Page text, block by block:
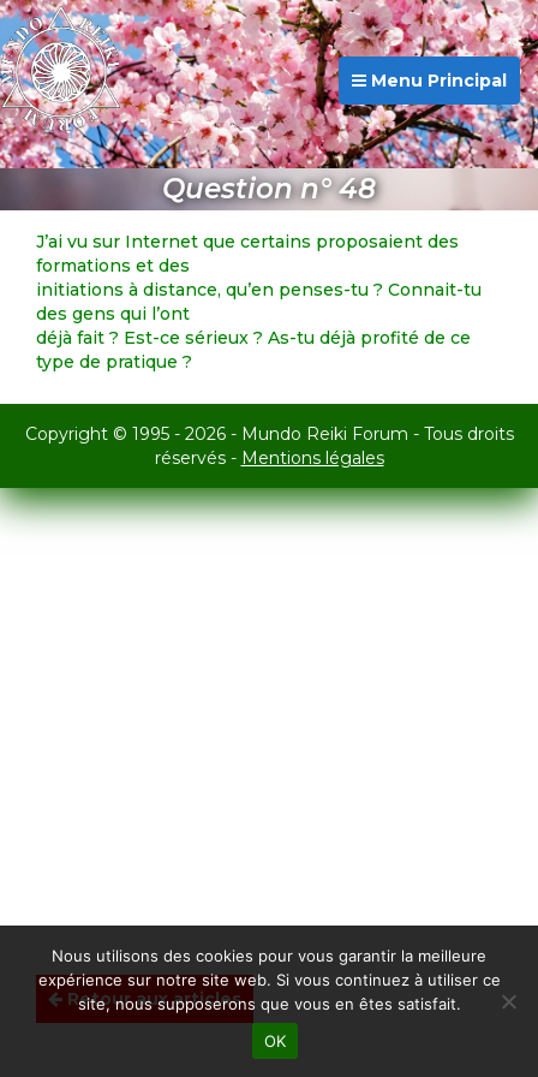
Menu Principal
Question n° 48
Retour aux articles
J’ai vu sur Internet que certains proposaient des
formations et des
initiations à distance, qu’en penses-tu ? Connait-tu
des gens qui l’ont
déjà fait ? Est-ce sérieux ? As-tu déjà profité de ce
type de pratique ?
Copyright © 1995 - 2026 - Mundo Reiki Forum - Tous droits
réservés - Mentions légales
Nous utilisons des cookies pour vous garantir la meilleure
expérience sur notre site web. Si vous continuez à utiliser ce
site, nous supposerons que vous en êtes satisfait.
OK